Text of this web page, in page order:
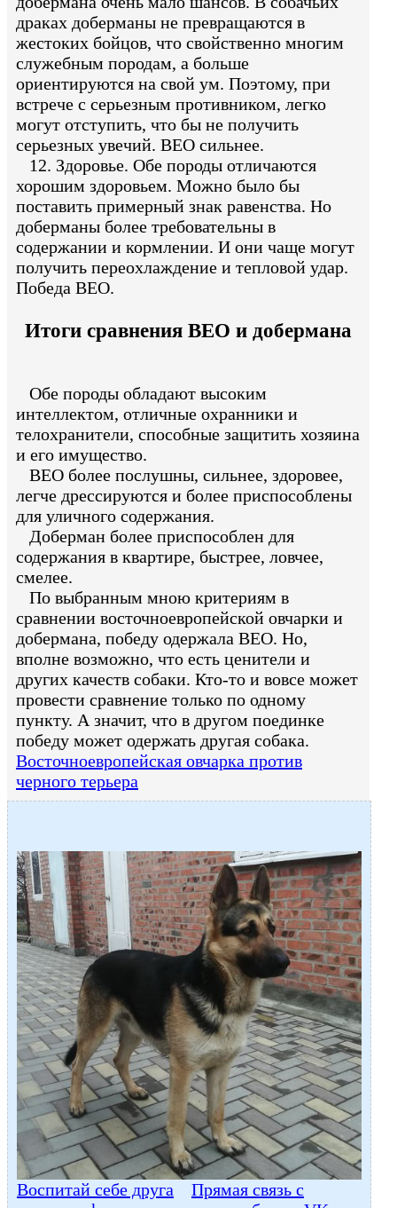
драках доберманы не превращаются в
жестоких бойцов, что свойственно многим
служебным породам, а больше
ориентируются на свой ум. Поэтому, при
встрече с серьезным противником, легко
могут отступить, что бы не получить
серьезных увечий. ВЕО сильнее.
12. Здоровье. Обе породы отличаются
хорошим здоровьем. Можно было бы
поставить примерный знак равенства. Но
доберманы более требовательны в
содержании и кормлении. И они чаще могут
получить переохлаждение и тепловой удар.
Победа ВЕО.
Итоги сравнения ВЕО и добермана
Обе породы обладают высоким
интеллектом, отличные охранники и
телохранители, способные защитить хозяина
и его имущество.
ВЕО более послушны, сильнее, здоровее,
легче дрессируются и более приспособлены
для уличного содержания.
Доберман более приспособлен для
содержания в квартире, быстрее, ловчее,
смелее.
По выбранным мною критериям в
сравнении восточноевропейской овчарки и
добермана, победу одержала ВЕО. Но,
вполне возможно, что есть ценители и
других качеств собаки. Кто-то и вовсе может
провести сравнение только по одному
пункту. А значит, что в другом поединке
победу может одержать другая собака.
Восточноевропейская овчарка против
черного терьера
Воспитай себе друга
Прямая связь с